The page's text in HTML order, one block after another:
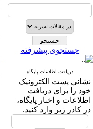
جستجوی پیشرفته
دریافت اطلاعات پایگاه
نشانی پست الکترونیک
خود را برای دریافت
اطلاعات و اخبار پایگاه،
در کادر زیر وارد کنید.